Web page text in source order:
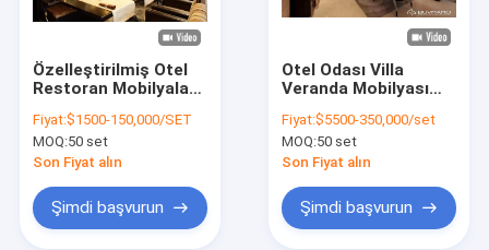
Özelleştirilmiş Otel
Restoran Mobilyaları
Kumaş Yemek
Sandalyeleri
Fiyat:$1500-150,000/SET
MOQ:50 set
Son Fiyat alın
Şimdi başvurun
Otel Odası Villa
Veranda Mobilyası
Kaplama Villa Cafe
Yemek Sandalyeleri
Fiyat:$5500-350,000/set
MOQ:50 set
Son Fiyat alın
Şimdi başvurun